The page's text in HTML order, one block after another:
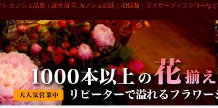
カノシェ話題｜誕生日 花 カノシェ話題｜胡蝶蘭｜プリザーブドフラワーな